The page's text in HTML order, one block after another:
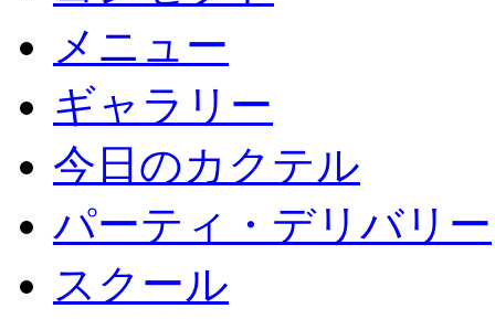
メニュー
ギャラリー
今日のカクテル
パーティ・デリバリー
スクール